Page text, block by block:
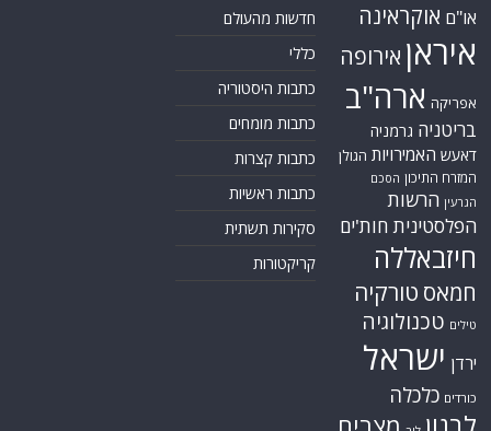
או"ם אוקראינה
איראן אירופה
אפריקה ארה"ב
בריטניה גרמניה
דאעש האמירויות הגולן
המזרח התיכון הסכם
הגרעין הרשות
הפלסטינית חות'ים
חיזבאללה
חמאס טורקיה
טילים טכנולוגיה
ירדן ישראל
כורדים כלכלה
חדשות מהעולם
כללי
כתבות היסטוריה
כתבות מומחים
כתבות קצרות
כתבות ראשיות
סקירות תשתית
קריקטורות